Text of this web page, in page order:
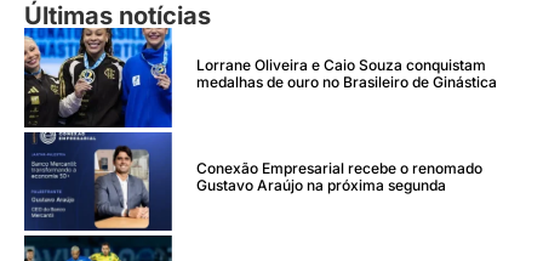
Últimas notícias
Lorrane Oliveira e Caio Souza conquistam
medalhas de ouro no Brasileiro de Ginástica
Conexão Empresarial recebe o renomado
Gustavo Araújo na próxima segunda